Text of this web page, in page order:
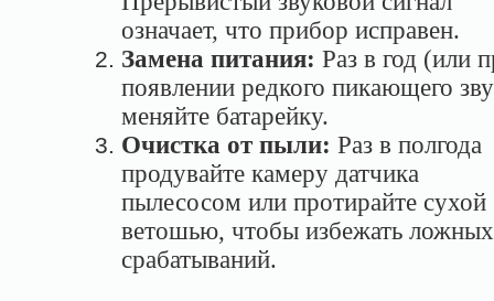
означает, что прибор исправен.
Замена питания: Раз в год (или
появлении редкого пикающего
меняйте батарейку.
Очистка от пыли: Раз в полгода
продувайте камеру датчика
пылесосом или протирайте сухой
ветошью, чтобы избежать ложных
срабатываний.